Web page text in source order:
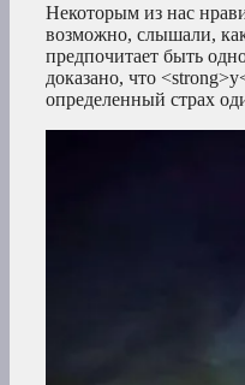
Некоторым из нас
возможно, слышали,
предпочитает быть
доказано, что
определенный страх